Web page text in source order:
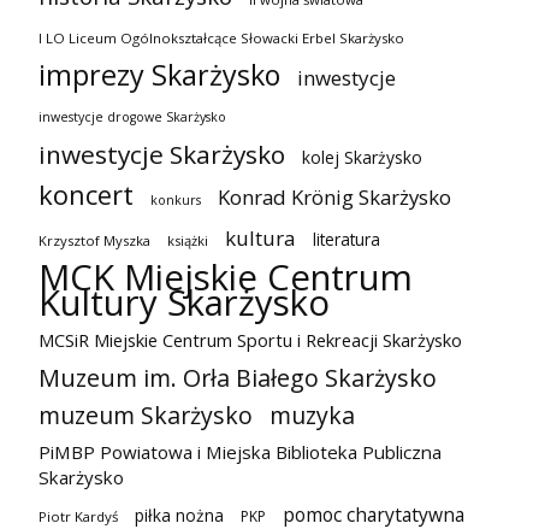
I LO Liceum Ogólnokształcące Słowacki Erbel Skarżysko
imprezy Skarżysko inwestycje
inwestycje drogowe Skarżysko
inwestycje Skarżysko kolej Skarżysko
koncert konkurs Konrad Krönig Skarżysko
Krzysztof Myszka książki kultura literatura
MCK Miejskie Centrum
Kultury Skarżysko
MCSiR Miejskie Centrum Sportu i Rekreacji Skarżysko
Muzeum im. Orła Białego Skarżysko
muzeum Skarżysko
muzyka
PiMBP Powiatowa i Miejska Biblioteka Publiczna
Skarżysko
Piotr Kardyś piłka nożna PKP
pomoc charytatywna